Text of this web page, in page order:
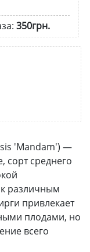
350грн.
'Mandam') —
сорт среднего
различным
привлекает
плодами, но
всего